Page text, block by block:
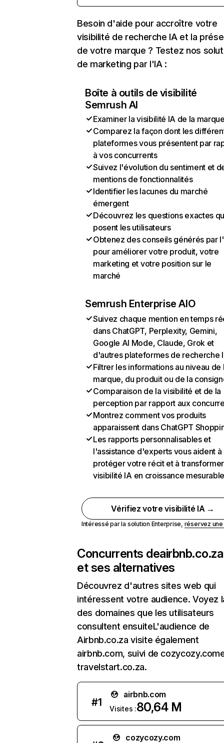
Besoin d'aide pour accroître votre
visibilité de recherche IA et la
de votre marque ? Testez nos
de marketing par l'IA :
Boîte à outils de visibilité
Semrush AI
Examiner la visibilité IA de la
Comparez la façon dont les
plateformes vous présentent par
à vos concurrents
Suivez l'évolution du sentiment et
mentions de fonctionnalités
Identifier les lacunes du marché
émergent
Découvrez les questions exactes
posent les utilisateurs
Obtenez des conseils générés par
pour améliorer votre produit, votre
marketing et votre position sur le
marché
Semrush Enterprise AIO
Suivez chaque mention en temps
dans ChatGPT, Perplexity, Gemini,
Google AI Mode, Claude, Grok et
d'autres plateformes de recherche
Filtrer les informations au niveau de
marque, du produit ou de la
Comparaison de la visibilité et de la
perception par rapport aux
Montrez comment vos produits
apparaissent dans ChatGPT
Les rapports personnalisables et
l'assistance d'experts vous aident à
protéger votre récit et à
visibilité IA en croissance
Vérifiez votre visibilité IA →
Intéressé par la solution Enterprise, réservez
Concurrents deairbnb.co.za
et ses alternatives
Découvrez d'autres sites web qui
intéressent votre audience. Voyez
des domaines que les utilisateurs
consultent ensuiteL'audience de
Airbnb.co.za visite également
airbnb.com, suivi de
travelstart.co.za.
#1
airbnb.com
Visites :80,64 M
cozycozy.com